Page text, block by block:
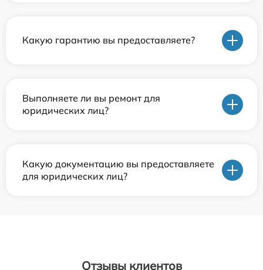
Какую гарантию вы предоставляете?
Выполняете ли вы ремонт для
юридических лиц?
Какую документацию вы предоставляете
для юридических лиц?
Отзывы клиентов